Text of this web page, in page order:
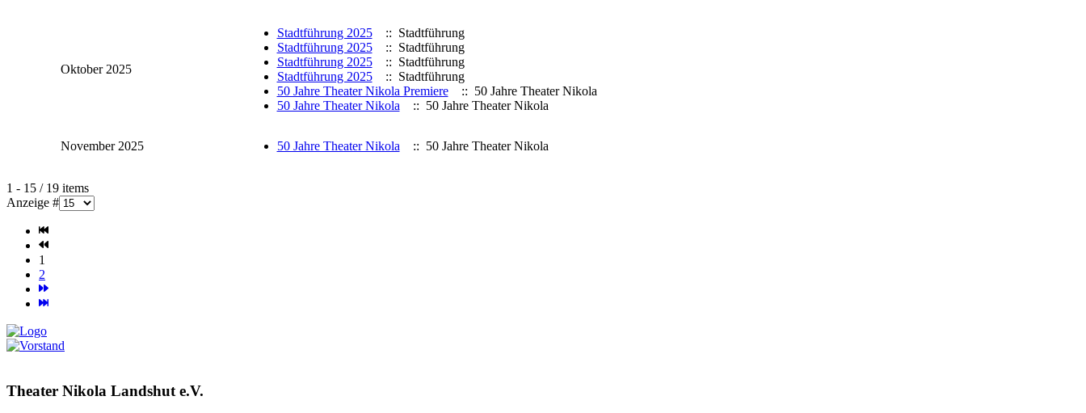
Oktober 2025
Stadtführung 2025
:: Stadtführung
Stadtführung 2025
:: Stadtführung
Stadtführung 2025
:: Stadtführung
Stadtführung 2025
:: Stadtführung
50 Jahre Theater Nikola Premiere
:: 50 Jahre Theater Nikola
50 Jahre Theater Nikola
:: 50 Jahre Theater Nikola
November 2025 50 Jahre Theater Nikola :: 50 Jahre Theater Nikola
Limite der Paginierungsliste
1 - 15 / 19 items
Anzeige #
1
2
Theater Nikola Landshut e.V.